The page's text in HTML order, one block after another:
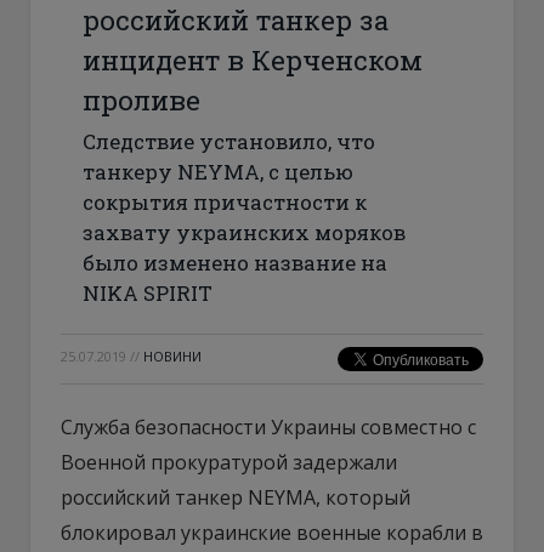
российский танкер за
инцидент в Керченском
проливе
Следствие установило, что
танкеру NEYMA, с целью
сокрытия причастности к
захвату украинских моряков
было изменено название на
NIKA SPIRIT
25.07.2019 // НОВИНИ
Служба безопасности Украины совместно с
Военной прокуратурой задержали
российский танкер NEYMA, который
блокировал украинские военные корабли в